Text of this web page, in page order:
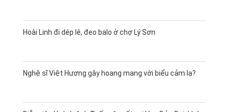
Hoài Linh đi dép lê, đeo balo ở chợ Lý Sơn
Nghệ sĩ Việt Hương gây hoang mang với biểu cảm lạ?